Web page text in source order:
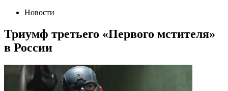
Новости
Триумф третьего «Первого мстителя»
в России